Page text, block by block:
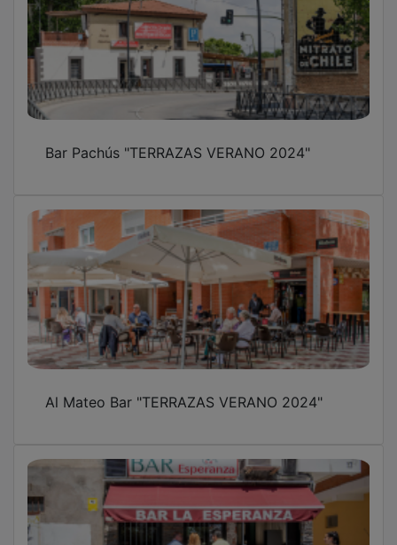
Bar Pachús "TERRAZAS VERANO 2024"
Al Mateo Bar "TERRAZAS VERANO 2024"